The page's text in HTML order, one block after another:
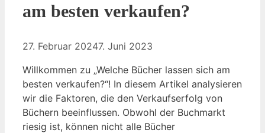
am besten verkaufen?
27. Februar 20247. Juni 2023
Willkommen zu „Welche Bücher lassen sich am
besten verkaufen?“! In diesem Artikel analysieren
wir die Faktoren, die den Verkaufserfolg von
Büchern beeinflussen. Obwohl der Buchmarkt
riesig ist, können nicht alle Bücher